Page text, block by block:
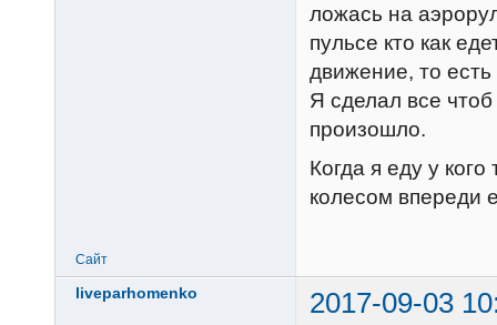
ложась на
пульсе кто как
движение, то есть
Я сделал все
произошло.
Когда я еду у
колесом впереди
Сайт
liveparhomenko
2017-09-03